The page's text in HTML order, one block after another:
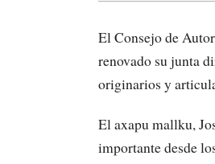
El Consejo de
renovado su junta
originarios y
El axapu mallku,
importante desde